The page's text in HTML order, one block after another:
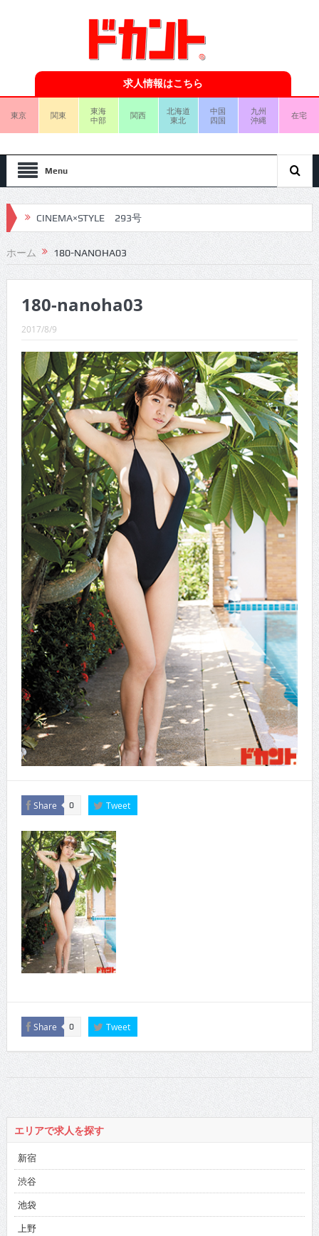
求人情報はこちら
東京 関東
東海
中部
関西
北海道
東北
中国
四国
九州
沖縄
在宅
Menu
CINEMA×STYLE 293号
CINEMA×STYLE 292号
CINEMA×STYLE 291号
CINEMA×STYLE 290号
CINEMA×STYLE 289号
CINEMA×STYLE 288号
CINEMA×STYLE 287号
CINEMA×STYLE 286号
CINEMA×STYLE 285号
CINEMA×STYLE 294号
ホーム 180-NANOHA03
180-nanoha03
2017/8/9
Share 0 Tweet
Share 0 Tweet
エリアで求人を探す
新宿
渋谷
池袋
上野